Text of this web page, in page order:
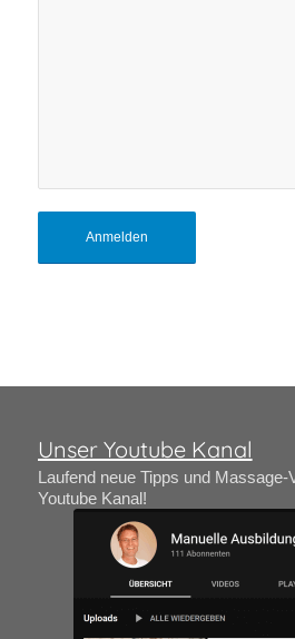
Unser Youtube Kanal
Laufend neue Tipps und
Youtube Kanal!